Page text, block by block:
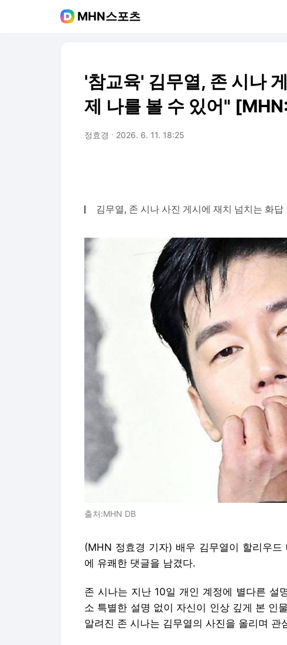
MHN스포츠
'참교육' 김무열, 존 시나
제 나를 볼 수 있어"
정효경 2026. 6. 11. 18:25
김무열, 존 시나 사진 게시에 재치 넘치는 화답
출처:MHN DB
(MHN 정효경 기자) 배우 김무열이 할리우
에 유쾌한 댓글을 남겼다.
존 시나는 지난 10일 개인 계정에 별다른 설
소 특별한 설명 없이 자신이 인상 깊게 본 인
알려진 존 시나는 김무열의 사진을 올리며 관